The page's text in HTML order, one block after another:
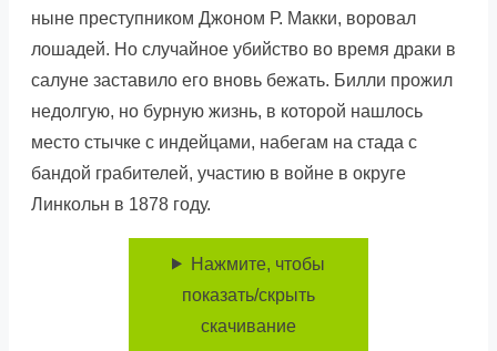
ныне преступником Джоном Р. Макки, воровал
лошадей. Но случайное убийство во время драки в
салуне заставило его вновь бежать. Билли прожил
недолгую, но бурную жизнь, в которой нашлось
место стычке с индейцами, набегам на стада с
бандой грабителей, участию в войне в округе
Линкольн в 1878 году.
Нажмите, чтобы
показать/скрыть
скачивание